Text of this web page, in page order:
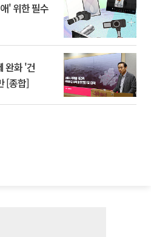
' 위한 필수
완화 '건
[종합]